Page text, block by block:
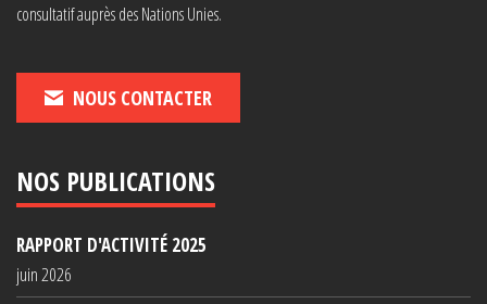
consultatif auprès des Nations Unies.
NOUS CONTACTER
NOS PUBLICATIONS
RAPPORT D'ACTIVITÉ 2025
juin 2026